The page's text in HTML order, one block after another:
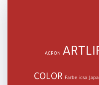
ACRON
COLOR Farbe icsa